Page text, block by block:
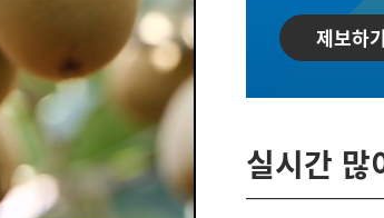
제보하기
실시간 많